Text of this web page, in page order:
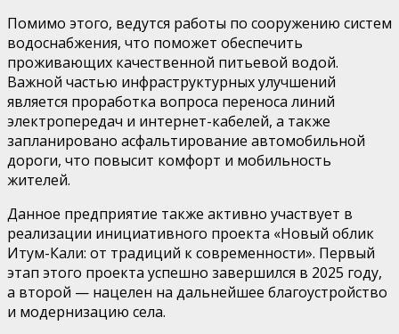
Помимо этого, ведутся работы по сооружению систем
водоснабжения, что поможет обеспечить
проживающих качественной питьевой водой.
Важной частью инфраструктурных улучшений
является проработка вопроса переноса линий
электропередач и интернет-кабелей, а также
запланировано асфальтирование автомобильной
дороги, что повысит комфорт и мобильность
жителей.
Данное предприятие также активно участвует в
реализации инициативного проекта «Новый облик
Итум-Кали: от традиций к современности». Первый
этап этого проекта успешно завершился в 2025 году,
а второй — нацелен на дальнейшее благоустройство
и модернизацию села.